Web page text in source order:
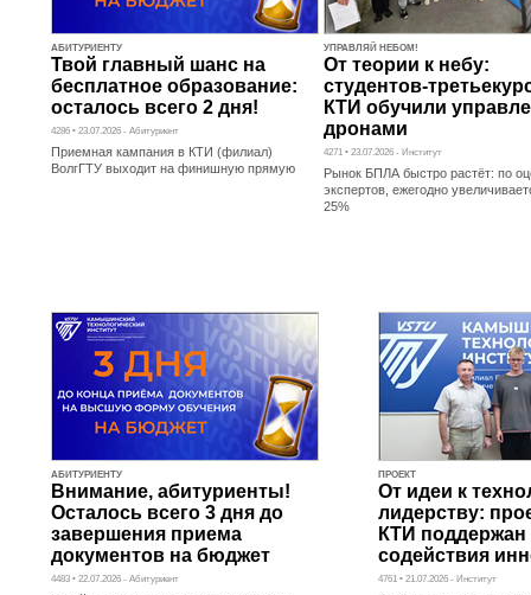
АБИТУРИЕНТУ
Твой главный шанс на
бесплатное образование:
осталось всего 2 дня!
4286 • 23.07.2026 - Абитуриент
Приемная кампания в КТИ (филиал)
ВолгГТУ выходит на финишную прямую
УПРАВЛЯЙ НЕБОМ!
От теории к небу:
студентов-
КТИ обучили
дронами
4271 • 23.07.2026 - Институт
Рынок БПЛА быстро растёт: по
экспертов, ежегодно
25%
АБИТУРИЕНТУ
Внимание, абитуриенты!
Осталось всего 3 дня до
завершения приема
документов на бюджет
4483 • 22.07.2026 - Абитуриент
ПРОЕКТ
От идеи к
лидерству:
КТИ
содействия
4761 • 21.07.2026 - Институт